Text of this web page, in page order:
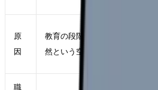
原
因
教育の段階移行が急で、できて当
然という空気に追いつけないこと
職